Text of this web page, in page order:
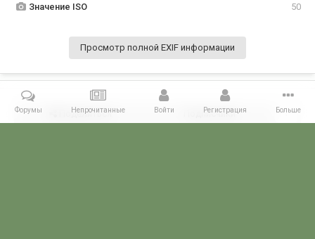
Значение ISO 50
Просмотр полной EXIF информации
Поделиться Подписчики 1
Форумы Непрочитанные Войти Регистрация Больше